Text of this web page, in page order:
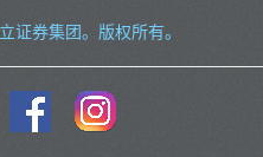
证券集团。版权所有。